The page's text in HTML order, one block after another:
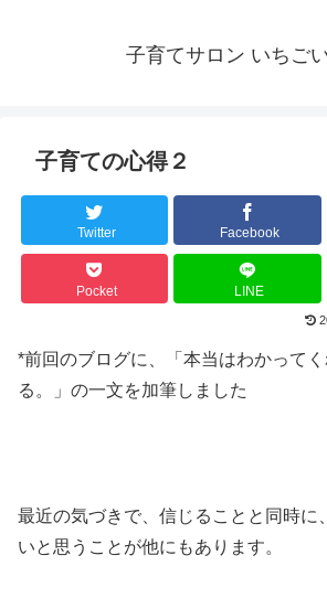
子育てサロン いちご
子育ての心得２
Twitter Facebook
Pocket LINE
*前回のブログに、「本当はわかって
る。」の一文を加筆しました
最近の気づきで、信じることと同時に
いと思うことが他にもあります。